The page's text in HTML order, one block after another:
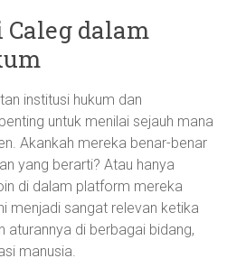
dalam
institusi hukum dan
untuk menilai sejauh mana
Akankah mereka benar-benar
yang berarti? Atau hanya
di dalam platform mereka
menjadi sangat relevan ketika
aturannya di berbagai bidang,
manusia.